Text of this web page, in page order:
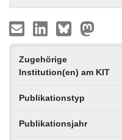
Zugehörige
Institution(en) am KIT
Publikationstyp
Publikationsjahr